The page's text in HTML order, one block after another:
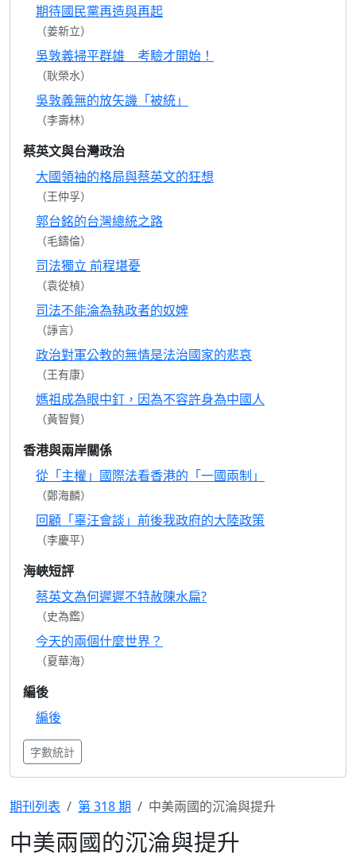
期待國民黨再造與再起
（姜新立）
吳敦義掃平群雄 考驗才開始！
（耿榮水）
吳敦義無的放矢譏「被統」
（李壽林）
蔡英文與台灣政治
大國領袖的格局與蔡英文的狂想
（王仲孚）
郭台銘的台灣總統之路
（毛鑄倫）
司法獨立 前程堪憂
（袁從楨）
司法不能淪為執政者的奴婢
（諍言）
政治對軍公教的無情是法治國家的悲哀
（王有康）
媽祖成為眼中釘，因為不容許身為中國人
（黃智賢）
香港與兩岸關係
從「主權」國際法看香港的「一國兩制」
（鄭海麟）
回顧「辜汪會談」前後我政府的大陸政策
（李慶平）
海峽短評
蔡英文為何遲遲不特赦陳水扁?
（史為鑑）
今天的兩個什麼世界？
（夏華海）
編後
編後
字數統計
期刊列表 第 318 期 中美兩國的沉淪與提升
中美兩國的沉淪與提升